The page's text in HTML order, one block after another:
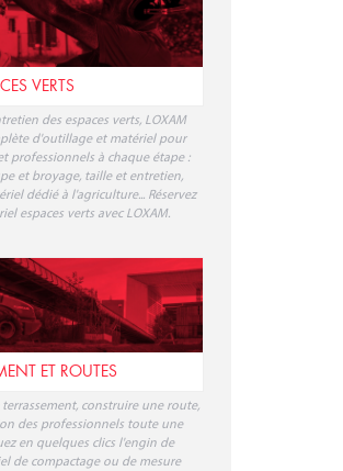
VERTS
des espaces verts, LOXAM
d'outillage et matériel pour
professionnels à chaque étape :
et broyage, taille et entretien,
dédié à l'agriculture... Réservez
espaces verts avec LOXAM.
ET ROUTES
construire une route,
des professionnels toute une
en quelques clics l'engin de
de compactage ou de mesure